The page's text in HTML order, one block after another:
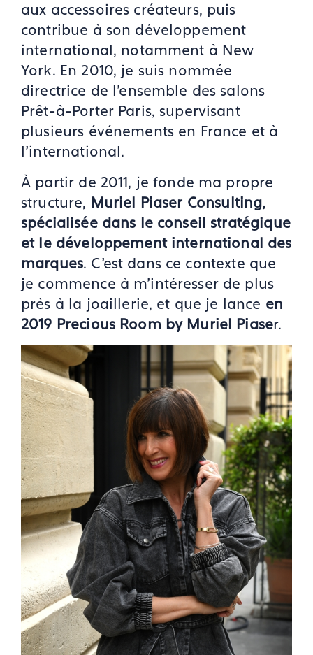
aux accessoires créateurs, puis
contribue à son développement
international, notamment à New
York. En 2010, je suis nommée
directrice de l'ensemble des salons
Prêt-à-Porter Paris, supervisant
plusieurs événements en France et à
l'international.
À partir de 2011, je fonde ma propre
structure, Muriel Piaser Consulting,
spécialisée dans le conseil stratégique
et le développement international des
marques. C'est dans ce contexte que
je commence à m'intéresser de plus
près à la joaillerie, et que je lance en
2019 Precious Room by Muriel Piaser.